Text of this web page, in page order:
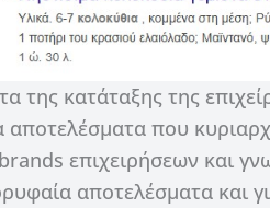
της κατάταξης της
που
επιχειρήσεων και
αποτελέσματα και